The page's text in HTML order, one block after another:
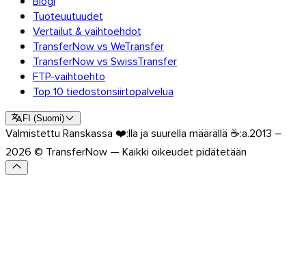
Ohjeet ja oppaat
Lähetä kaikentyyppisiä
tiedostoja
Blogi
Tuki & UKK
Ota yhteyttä tukeen
Saatavilla olevat kielet
Palvelun tila
Tuoteuutuudet
Vertailut & vaihtoehdot
TransferNow vs WeTransfer
TransferNow vs SwissTransfer
FTP-vaihtoehto
Top 10 tiedostonsiirtopalvelua
FI (Suomi)
Valmistettu Ranskassa ❤️:lla ja suurella määrällä ☕:a.2013 –
2026 © TransferNow — Kaikki oikeudet pidätetään